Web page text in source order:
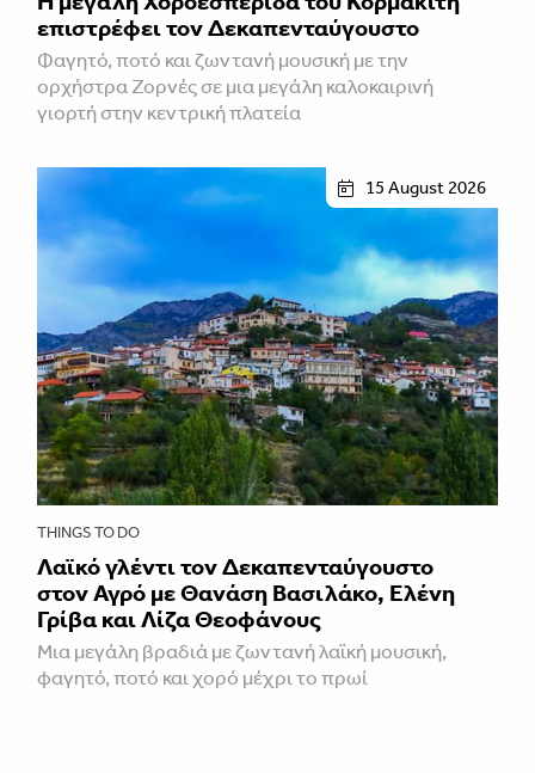
επιστρέφει τον Δεκαπενταύγουστο
Φαγητό, ποτό και ζωντανή μουσική με την
ορχήστρα Ζορνές σε μια μεγάλη καλοκαιρινή
γιορτή στην κεντρική πλατεία
15 August 2026
THINGS TO DO
Λαϊκό γλέντι τον Δεκαπενταύγουστο
στον Αγρό με Θανάση Βασιλάκο, Ελένη
Γρίβα και Λίζα Θεοφάνους
Μια μεγάλη βραδιά με ζωντανή λαϊκή μουσική,
φαγητό, ποτό και χορό μέχρι το πρωί